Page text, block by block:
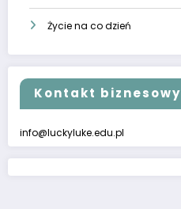
Życie na co dzień
Kontakt biznesowy
info@luckyluke.edu.pl